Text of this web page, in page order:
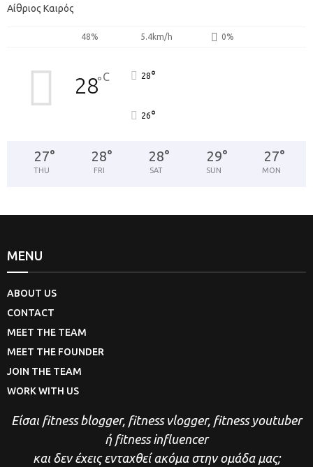
Αίθριος Καιρός
48% 5.4km/h 0%
28°C 28°
26°
27°
THU
28°
FRI
28°
SAT
29°
SUN
27°
MON
MENU
ABOUT US
CONTACT
MEET THE TEAM
MEET THE FOUNDER
JOIN THE TEAM
WORK WITH US
Είσαι fitness blogger, fitness vlogger, fitness youtuber
ή fitness influencer
και δεν έχεις ενταχθεί ακόμα στην ομάδα μας;